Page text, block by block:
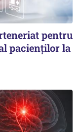
pentru
pacienților la